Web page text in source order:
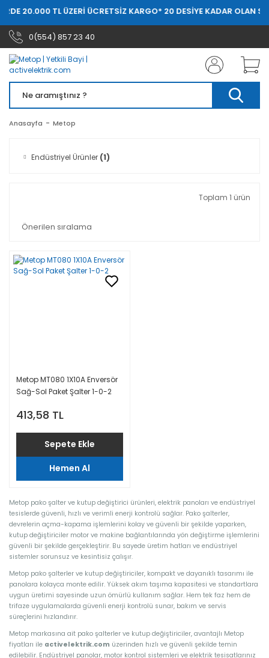
20.000 TL ÜZERİ ÜCRETSİZ KARGO* 20 DESİYE KADAR OLAN
0(554) 857 23 40
Anasayfa Metop
Endüstriyel Ürünler (1)
Toplam 1 ürün
Metop MT080 1X10A Enversör
Sağ-Sol Paket Şalter 1-0-2
413,58 TL
Sepete Ekle
Hemen Al
Metop pako şalter ve kutup değiştirici ürünleri, elektrik panoları ve endüstriyel
tesislerde güvenli, hızlı ve verimli enerji kontrolü sağlar. Pako şalterler,
devrelerin açma-kapama işlemlerini kolay ve güvenli bir şekilde yaparken,
kutup değiştiriciler motor ve makine bağlantılarında yön değiştirme işlemlerini
güvenli bir şekilde gerçekleştirir. Bu sayede üretim hatları ve endüstriyel
sistemler sorunsuz ve kesintisiz çalışır.
Metop pako şalterler ve kutup değiştiriciler, kompakt ve dayanıklı tasarımı ile
panolara kolayca monte edilir. Yüksek akım taşıma kapasitesi ve standartlara
uygun üretimi sayesinde uzun ömürlü kullanım sağlar. Hem tek faz hem de
trifaze uygulamalarda güvenli enerji kontrolü sunar, bakım ve servis
süreçlerini hızlandırır.
Metop markasına ait pako şalterler ve kutup değiştiriciler, avantajlı Metop
fiyatları ile activelektrik.com üzerinden hızlı ve güvenli şekilde temin
edilebilir. Endüstriyel panolar, motor kontrol sistemleri ve elektrik tesisatlarınız